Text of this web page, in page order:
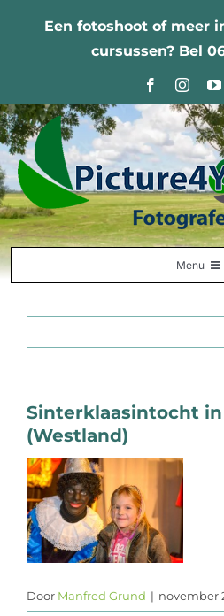
Een fotoshoot of meer
cursussen? Bel
Menu
Contact
Sinterklaasintocht
(Westland)
Door Manfred Grund | november